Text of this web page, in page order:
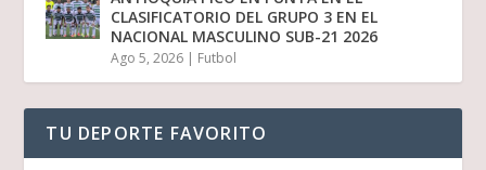
CLASIFICATORIO DEL GRUPO 3 EN EL
NACIONAL MASCULINO SUB-21 2026
Ago 5, 2026 | Futbol
TU DEPORTE FAVORITO